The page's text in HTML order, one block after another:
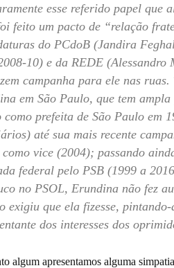
esse referido papel que
feito um pacto de “relação
do PCdoB (Jandira
10) e da REDE
campanha para ele nas
em São Paulo, que tem
como prefeita de São Paulo em
até sua mais recente
como vice (2004); passando
federal pelo PSB (1999 a
no PSOL, Erundina não fez
exigiu que ela fizesse,
dos interesses dos
algum apresentamos alguma